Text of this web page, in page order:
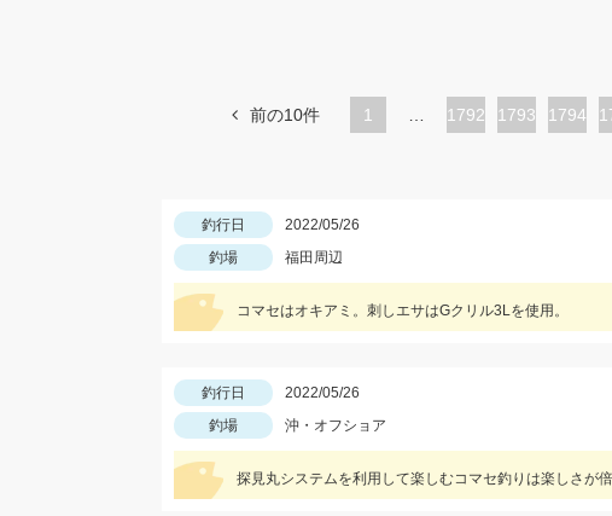
前の10件 1
ペ
1792
ペ
1793
ペ
1794
釣行日 2022/05/26
釣場
福田周辺
コマセはオキアミ。刺しエサはGクリル3Lを使用。
釣行日 2022/05/26
釣場
沖・オフショア
探見丸システムを利用して楽しむコマセ釣りは楽しさが